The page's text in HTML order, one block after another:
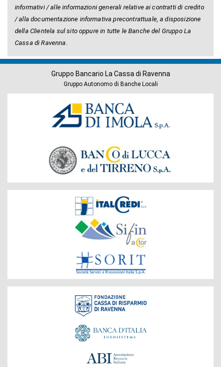
informativi / alle informazioni generali relative ai contratti di credito
/ alla documentazione informativa precontrattuale, a disposizione
della Clientela sul sito oppure in tutte le Banche del Gruppo La
Cassa di Ravenna.
Gruppo Bancario La Cassa di Ravenna
Gruppo Autonomo di Banche Locali
Fondazione